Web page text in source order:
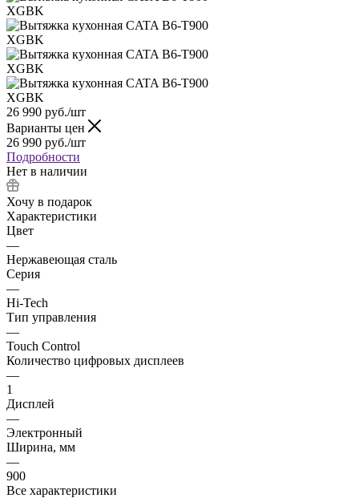
26 990 руб./шт
Варианты цен
26 990 руб./шт
Подробности
Нет в наличии
Хочу в подарок
Характеристики
Цвет
—
Нержавеющая сталь
Серия
—
Hi-Tech
Тип управления
—
Touch Control
Количество цифровых дисплеев
—
1
Дисплей
—
Электронный
Ширина, мм
—
900
Все характеристики